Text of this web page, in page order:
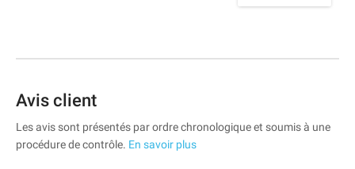
Avis client
Les avis sont présentés par ordre chronologique et soumis à une
procédure de contrôle. En savoir plus